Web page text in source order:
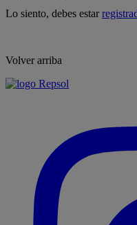
Lo siento, debes estar
Volver arriba